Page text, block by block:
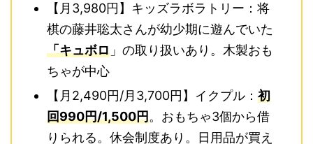
【月3,980円】キッズラボラトリー：将
棋の藤井聡太さんが幼少期に遊んでいた
「キュボロ 」の取り扱いあり。木製おも
ちゃが中心
【月2,490円/月3,700円】イクプル： 初
回990円/1,500円。おもちゃ3個から借
りられる。休会制度あり。日用品が買え